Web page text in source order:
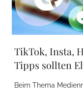
TikTok, Insta,
Tipps sollten
Beim Thema